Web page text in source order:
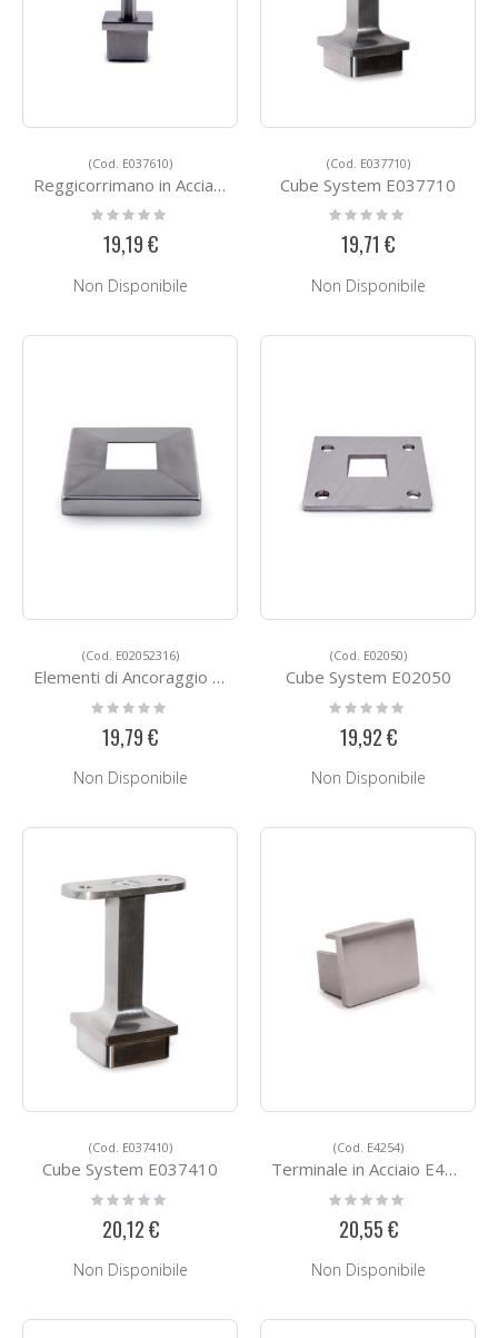
(Cod. E037610)
Reggicorrimano in Acciaio E037610
Rating:
19,19 €
Non Disponibile
(Cod. E037710)
Cube System E037710
Rating:
19,71 €
Non Disponibile
(Cod. E02052316)
Elementi di Ancoraggio E02052316
Rating:
0%
19,79 €
Non Disponibile
(Cod. E02050)
Cube System E02050
Rating:
0%
19,92 €
Non Disponibile
(Cod. E037410)
Cube System E037410
Rating:
0%
20,12 €
Non Disponibile
(Cod. E4254)
Terminale in Acciaio E4254
Rating:
0%
20,55 €
Non Disponibile